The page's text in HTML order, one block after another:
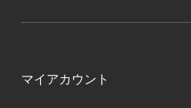
マイアカウント